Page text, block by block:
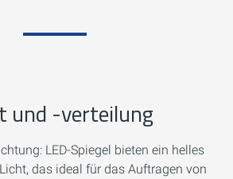
und -verteilung
LED-Spiegel bieten ein helles
das ideal für das Auftragen von